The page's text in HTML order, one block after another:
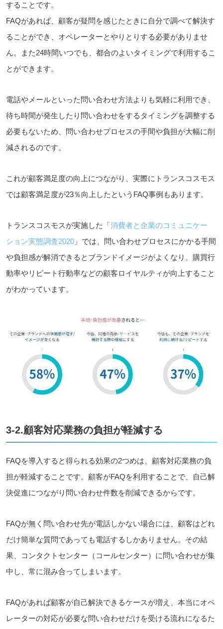
することです。
FAQがあれば、顧客が疑問を感じたときに自分で調べて解決す
ることができ、オペレーターとやりとりする必要がありませ
ん。また24時間いつでも、都合のよいタイミングで利用するこ
とができます。
電話やメールといった問い合わせ方法よりも気軽に利用でき、
待ち時間が発生したり問い合わせをするタイミングを調整する
必要もないため、問い合わせプロセスの手間や負担が大幅に削
減されるのです。
これが顧客満足度の向上につながり、実際にトランスコスモス
では顧客満足度が23％向上したというFAQ事例もあります。
トランスコスモスが実施した「消費者と企業のコミュニケー
ション実態調査2020 」では、問い合わせプロセスにかかる手間
や負担感が解消できるとブランドイメージがよくなり、購買行
動率やリピート行動率などの顧客ロイヤルティが向上すること
がわかっています。
3-2.顧客対応業務の負担が軽減する
FAQを導入すると得られる効果の2つめは、顧客対応業務の負
担が軽減することです。顧客がFAQを利用することで、自己解
決促進につながり問い合わせ件数を削減できるからです。
FAQが無く問い合わせ先が電話しかない場合には、顧客はどれ
だけ簡単な質問であっても電話するしかありません。その結
果、コンタクトセンター（コールセンター）に問い合わせが集
中し、常に混み合ってしまいます。
FAQがあれば顧客が自己解決できるケースが増え、本当にオペ
レーターの対応が必要な問い合わせだけを受ける流れになるた